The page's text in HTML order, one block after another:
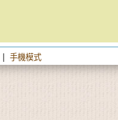
| 手機模式